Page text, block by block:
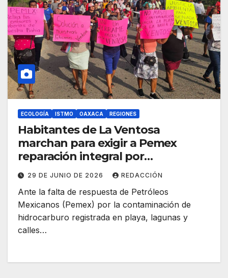
ECOLOGÍA ISTMO OAXACA REGIONES
Habitantes de La Ventosa
marchan para exigir a Pemex
reparación integral por
contaminación de hidrocarburo
29 DE JUNIO DE 2026 REDACCIÓN
Ante la falta de respuesta de Petróleos
Mexicanos (Pemex) por la contaminación de
hidrocarburo registrada en playa, lagunas y
calles…